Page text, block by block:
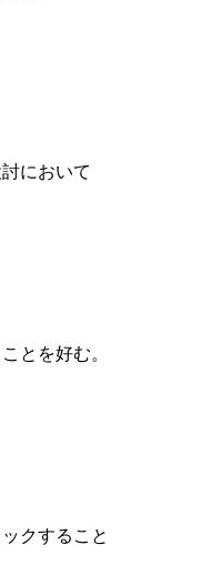
において
とを好む。
ックすること